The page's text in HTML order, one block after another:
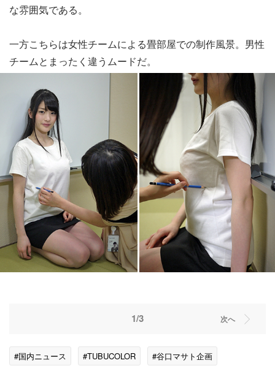
な雰囲気である。
一方こちらは女性チームによる畳部屋での制作風景。男性
チームとまったく違うムードだ。
1/3 次へ
#国内ニュース #TUBUCOLOR #谷口マサト企画